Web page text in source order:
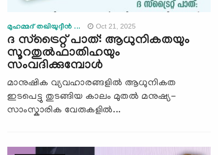
മുഹമ്മദ് തഖിയുദ്ദീൻ ... Oct 21, 2025
ദ സ്ട്രൈറ്റ് പാത്: ആധുനികതയും
സൂറതുല്‍ഫാതിഹയും
സംവദിക്കുമ്പോൾ
മാനുഷിക വ്യവഹാരങ്ങളിൽ ആധുനികത
ഇടപെട്ടു തുടങ്ങിയ കാലം മുതൽ മനുഷ്യ-
സാംസ്കാരിക വേരുകളിൽ...